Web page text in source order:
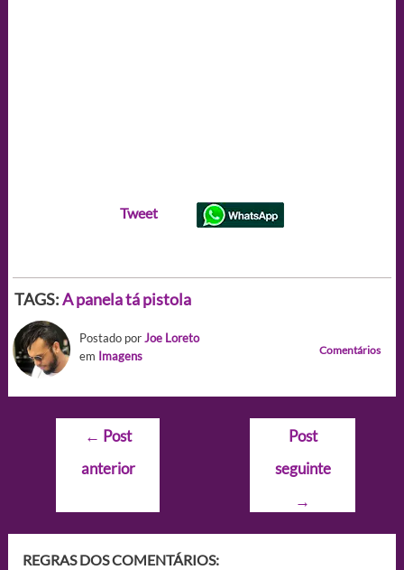
Tweet
TAGS:A panela tá pistola
Postado porJoe Loreto
em Imagens Comentários
Navegação
Post
← Post
anterior
Post
seguinte
→
REGRAS DOS COMENTÁRIOS: